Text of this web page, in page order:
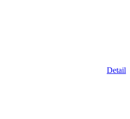
Detail